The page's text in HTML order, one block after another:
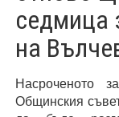
седмица
на
Насроченото
Общинския